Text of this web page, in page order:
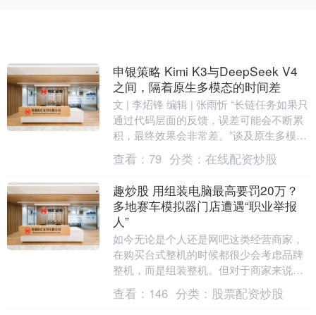
申银策略 Kimi K3与DeepSeek V4
之间，隔着原生多模态的时间差
文 | 李炤锋 编辑 | 张雨忻 “长链任务如果只
通过代码层面的反馈，误差可能会不断累
积，最终效果会非常差。”谈及原生多模态
的意义，一位多模态研究员表示，“视觉....
查看： 79 分类： 在线配资炒股
趣炒股 用组装电脑最高要罚20万？
多地赛车模拟器门店遭遇“职业举报
人”
如今无论是个人还是网吧这类经营商家，
在购买台式整机的时候都很少会考虑品牌
整机，而是组装整机。但对于商家来说，
用组装整机搞经营，有可能被罚5-20万。
这事儿源于....
查看： 146 分类： 股票配资炒股